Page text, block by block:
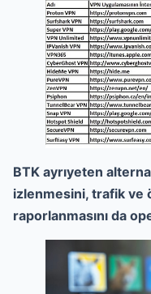
BTK ayrıyeten
izlenmesini, trafik ve
raporlanmasını da